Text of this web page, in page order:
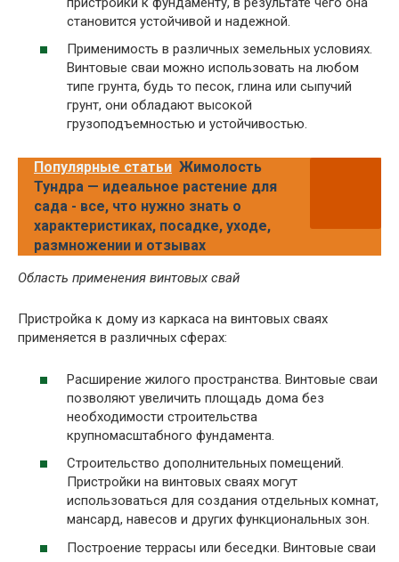
становится устойчивой и надежной.
Применимость в различных земельных условиях.
Винтовые сваи можно использовать на любом
типе грунта, будь то песок, глина или сыпучий
грунт, они обладают высокой
грузоподъемностью и устойчивостью.
Популярные статьи Жимолость
Тундра — идеальное растение для
сада - все, что нужно знать о
характеристиках, посадке, уходе,
размножении и отзывах
Область применения винтовых свай
Пристройка к дому из каркаса на винтовых сваях
применяется в различных сферах:
Расширение жилого пространства. Винтовые сваи
позволяют увеличить площадь дома без
необходимости строительства
крупномасштабного фундамента.
Строительство дополнительных помещений.
Пристройки на винтовых сваях могут
использоваться для создания отдельных комнат,
мансард, навесов и других функциональных зон.
Построение террасы или беседки. Винтовые сваи